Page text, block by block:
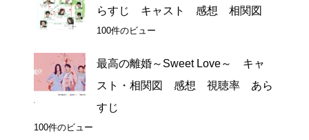
らすじ キャスト 感想 相関図
100件のビュー
最高の離婚～Sweet Love～ キャ
スト・相関図 感想 視聴率 あら
すじ
100件のビュー